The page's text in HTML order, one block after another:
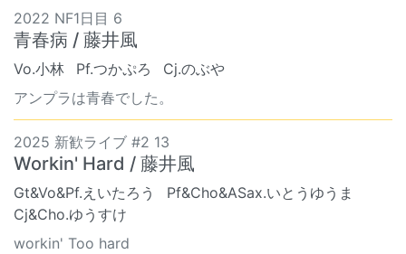
2022 NF1日目 6
青春病 / 藤井風
Vo.小林 Pf.つかぷろ
Cj.のぶや
アンプラは青春でした。
2025 新歓ライブ #2 13
Workin' Hard / 藤井風
Gt&Vo&Pf.えいたろう
Pf&Cho&ASax.いとうゆうま
Cj&Cho.ゆうすけ
workin' Too hard